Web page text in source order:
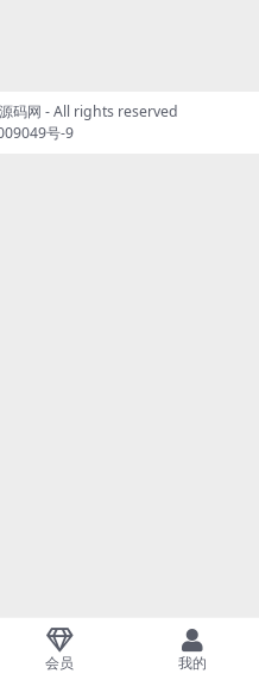
码网 - All rights reserved
号-9
会员 我的